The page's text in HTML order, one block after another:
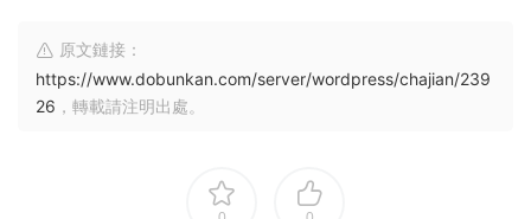
原文鏈接：
https://www.dobunkan.com/server/wordpress/chajian/239
26 ，轉載請注明出處。